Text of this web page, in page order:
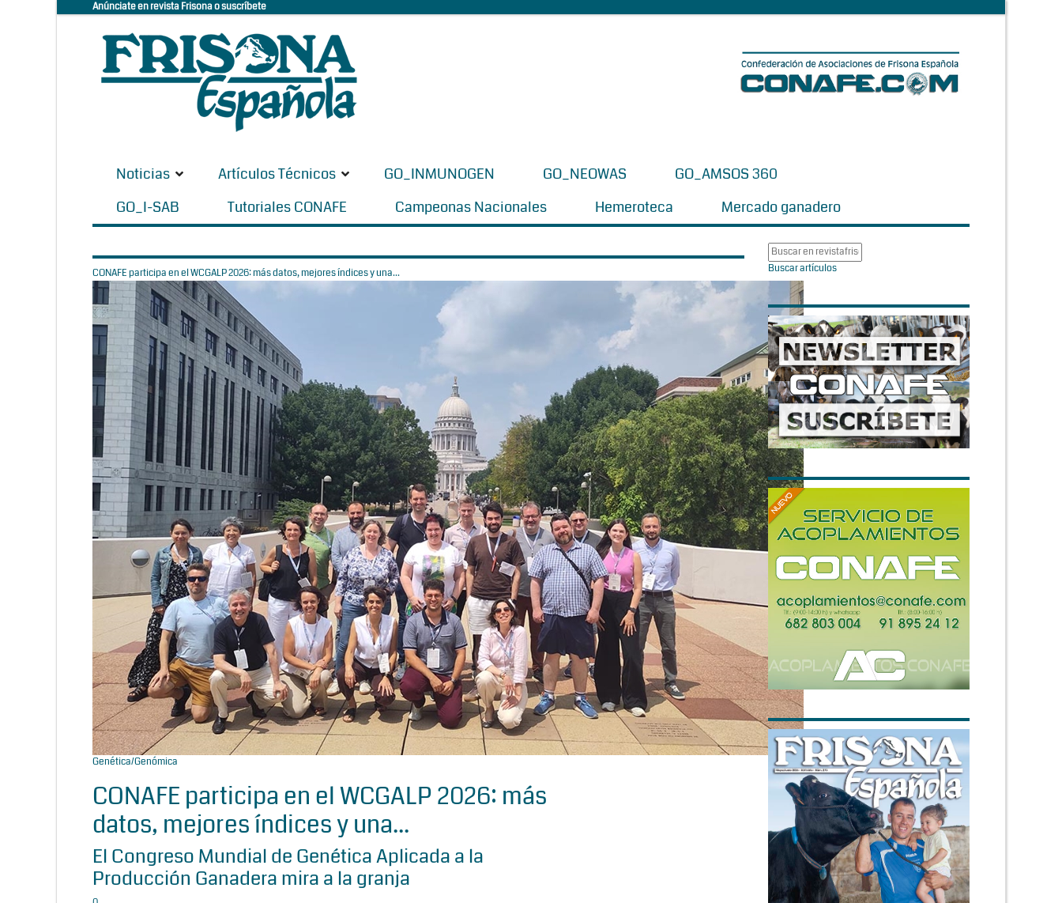
Anúnciate en revista Frisona o suscríbete
Noticias Artículos Técnicos GO_INMUNOGEN GO_NEOWAS
GO_AMSOS 360
GO_I-SAB
Tutoriales CONAFE Campeonas Nacionales Hemeroteca Mercado ganadero
CONAFE participa en el WCGALP 2026: más datos, mejores índices y una...
Genética/Genómica
CONAFE participa en el WCGALP 2026: más
datos, mejores índices y una...
El Congreso Mundial de Genética Aplicada a la
Producción Ganadera mira a la granja
Buscar artículos